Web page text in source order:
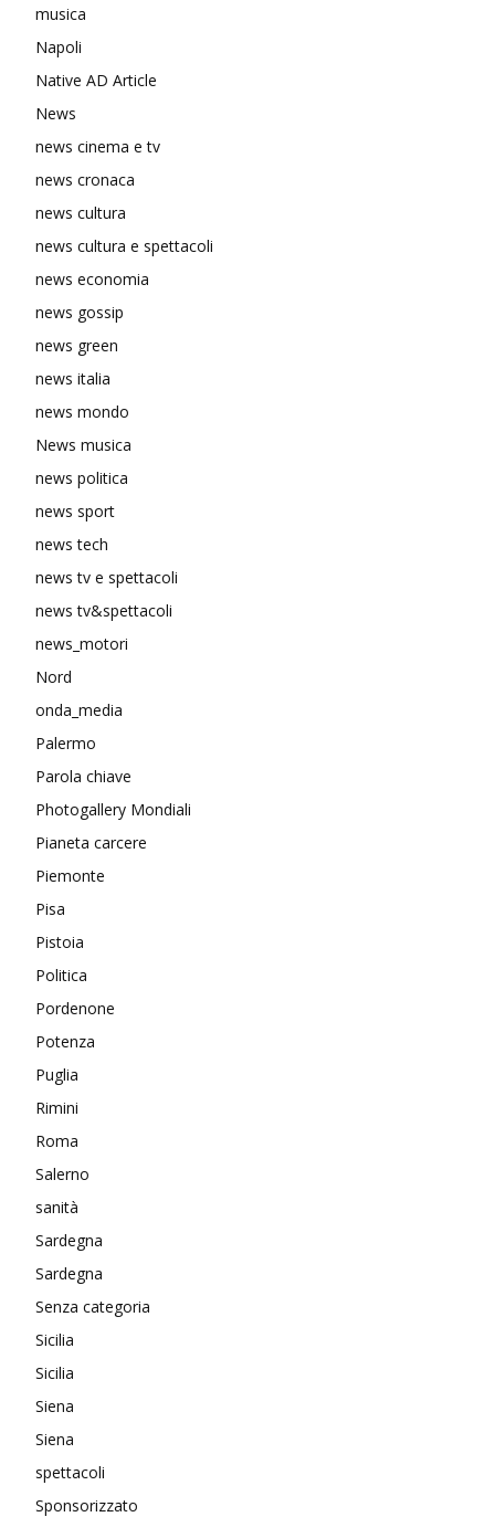
musica
Napoli
Native AD Article
News
news cinema e tv
news cronaca
news cultura
news cultura e spettacoli
news economia
news gossip
news green
news italia
news mondo
News musica
news politica
news sport
news tech
news tv e spettacoli
news tv&spettacoli
news_motori
Nord
onda_media
Palermo
Parola chiave
Photogallery Mondiali
Pianeta carcere
Piemonte
Pisa
Pistoia
Politica
Pordenone
Potenza
Puglia
Rimini
Roma
Salerno
sanità
Sardegna
Sardegna
Senza categoria
Sicilia
Sicilia
Siena
Siena
spettacoli
Sponsorizzato